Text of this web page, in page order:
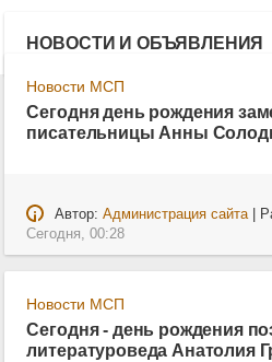
НОВОСТИ И ОБЪЯВЛЕНИЯ
Новости МСП
Сегодня день рождения
писательницы Анны
Автор: Администрация сайта|
Сегодня, 00:28
Новости МСП
Сегодня - день рождения
литературоведа Анатолия